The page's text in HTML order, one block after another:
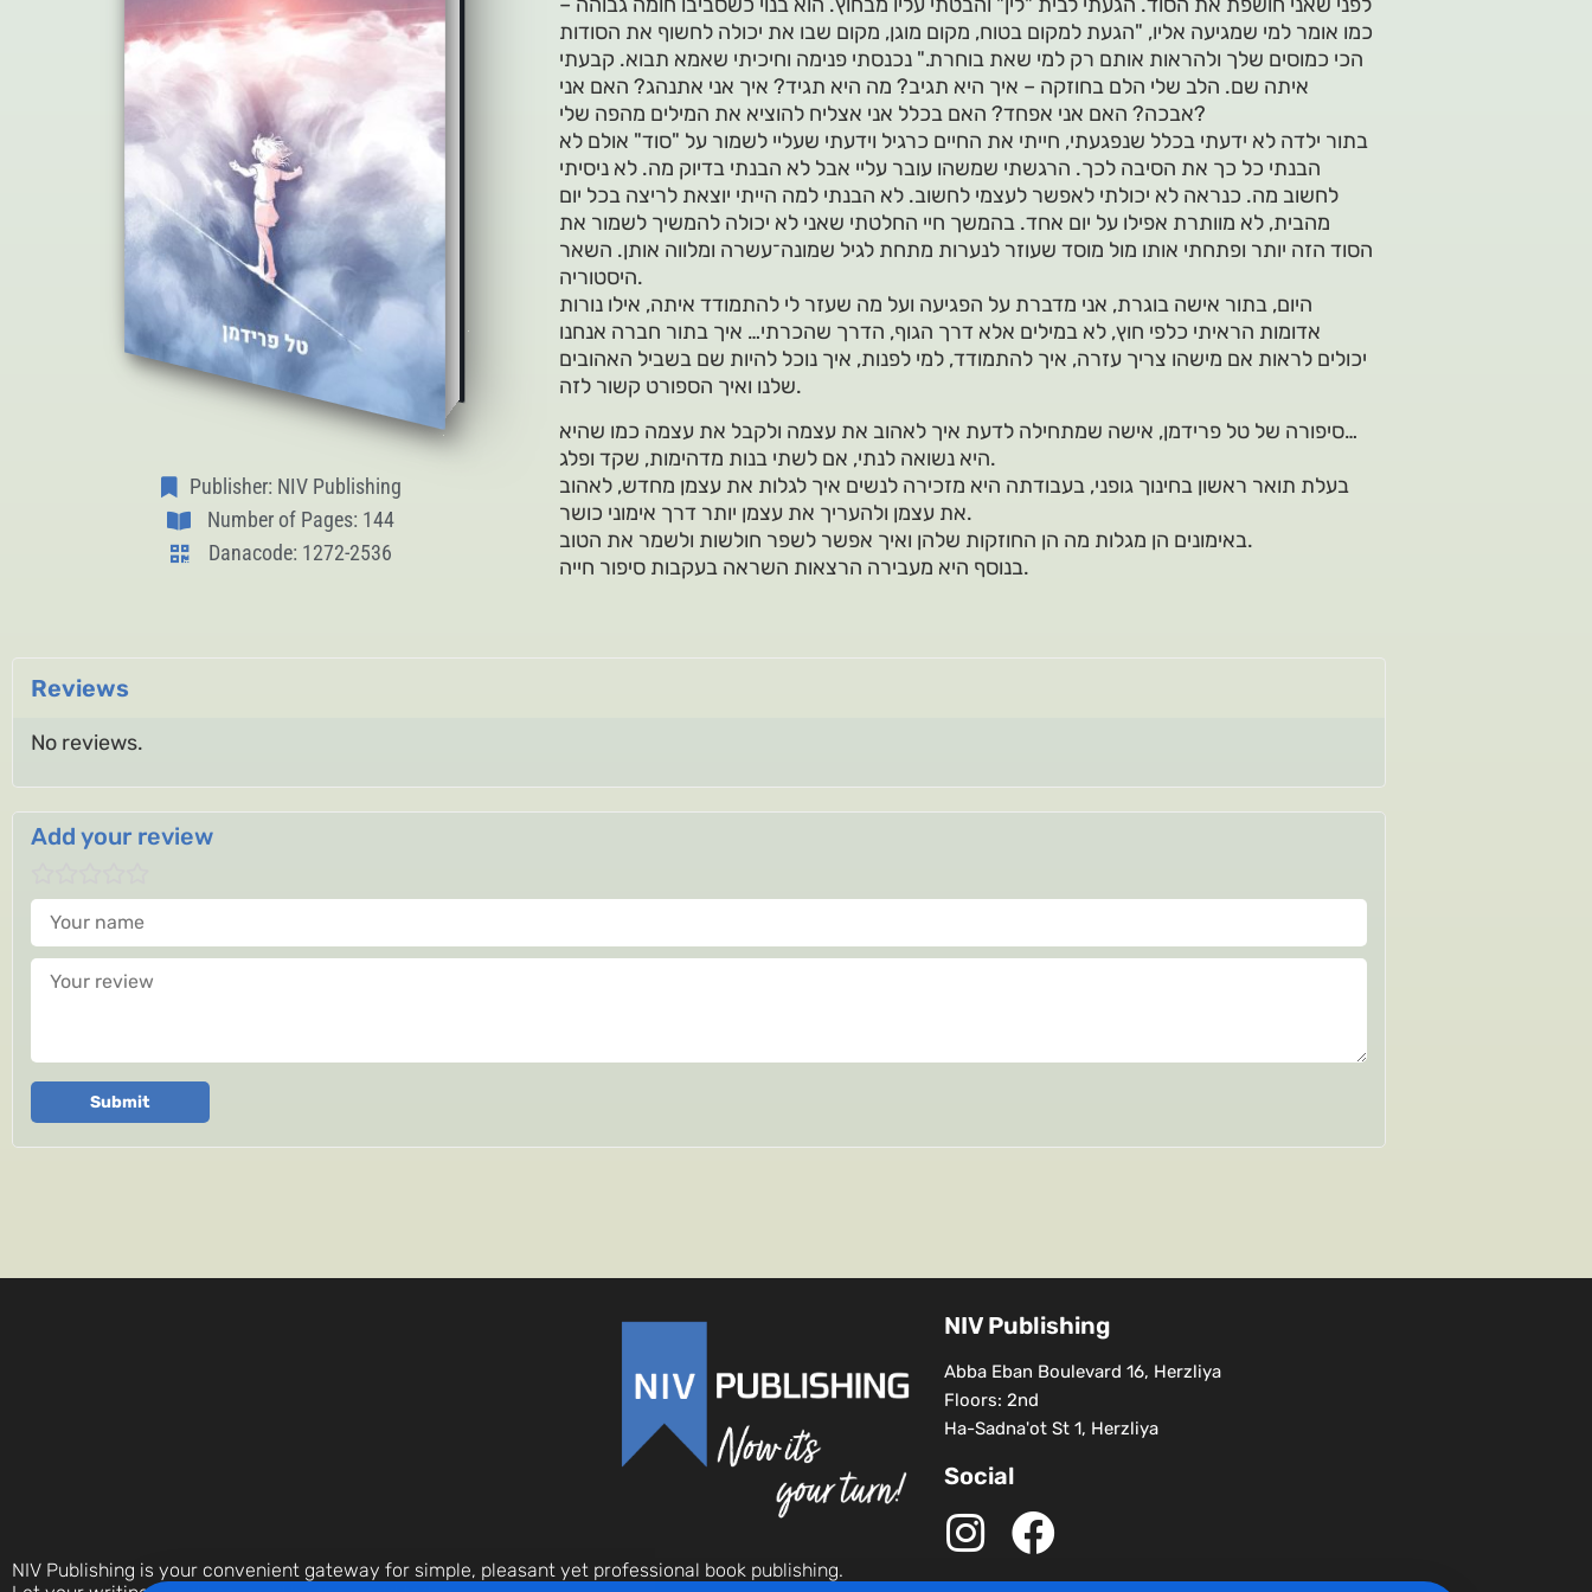
Publisher: NIV Publishing
Number of Pages: 144
Danacode: 1272-2536
כמו אומר למי שמגיעה אליו, "הגעת למקום בטוח, מקום מוגן, מקום שבו את יכולה לחשוף את הסודות
הכי כמוסים שלך ולהראות אותם רק למי שאת בוחרת." נכנסתי פנימה וחיכיתי שאמא תבוא. קבעתי
איתה שם. הלב שלי הלם בחוזקה – איך היא תגיב? מה היא תגיד? איך אני אתנהג? האם אני
אבכה? האם אני אפחד? האם בכלל אני אצליח להוציא את המילים מהפה שלי?
בתור ילדה לא ידעתי בכלל שנפגעתי, חייתי את החיים כרגיל וידעתי שעליי לשמור על "סוד" אולם לא
הבנתי כל כך את הסיבה לכך. הרגשתי שמשהו עובר עליי אבל לא הבנתי בדיוק מה. לא ניסיתי
לחשוב מה. כנראה לא יכולתי לאפשר לעצמי לחשוב. לא הבנתי למה הייתי יוצאת לריצה בכל יום
מהבית, לא מוותרת אפילו על יום אחד. בהמשך חיי החלטתי שאני לא יכולה להמשיך לשמור את
הסוד הזה יותר ופתחתי אותו מול מוסד שעוזר לנערות מתחת לגיל שמונה־עשרה ומלווה אותן. השאר
היסטוריה.
היום, בתור אישה בוגרת, אני מדברת על הפגיעה ועל מה שעזר לי להתמודד איתה, אילו נורות
אדומות הראיתי כלפי חוץ, לא במילים אלא דרך הגוף, הדרך שהכרתי… איך בתור חברה אנחנו
יכולים לראות אם מישהו צריך עזרה, איך להתמודד, למי לפנות, איך נוכל להיות שם בשביל האהובים
שלנו ואיך הספורט קשור לזה.
סיפורה של טל פרידמן, אישה שמתחילה לדעת איך לאהוב את עצמה ולקבל את עצמה כמו שהיא…
היא נשואה לנתי, אם לשתי בנות מדהימות, שקד ופלג.
בעלת תואר ראשון בחינוך גופני, בעבודתה היא מזכירה לנשים איך לגלות את עצמן מחדש, לאהוב
את עצמן ולהעריך את עצמן יותר דרך אימוני כושר.
באימונים הן מגלות מה הן החוזקות שלהן ואיך אפשר לשפר חולשות ולשמר את הטוב.
בנוסף היא מעבירה הרצאות השראה בעקבות סיפור חייה.
Reviews
No reviews.
Add your review
Your name
Your review
Submit
NIV Publishing is your convenient gateway for simple, pleasant yet professional book publishing.
NIV Publishing
Abba Eban Boulevard 16, Herzliya
Floors: 2nd
Ha-Sadna'ot St 1, Herzliya
Social